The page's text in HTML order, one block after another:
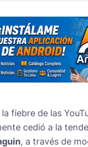
fiebre de las
cedió a la
, a través de